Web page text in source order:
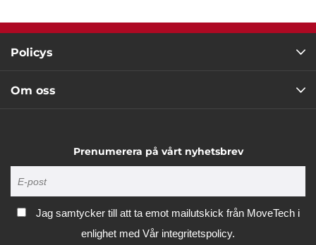
Policys
Om oss
Prenumerera på vårt nyhetsbrev
Jag samtycker till att ta emot mailutskick från MoveTech i
enlighet med Vår integritetspolicy.